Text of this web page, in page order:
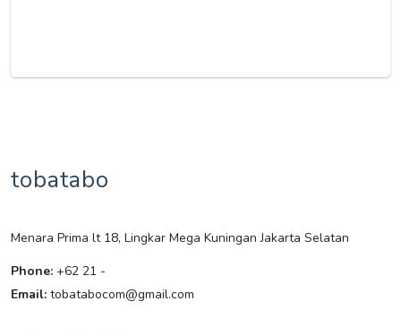
tobatabo
Menara Prima lt 18, Lingkar Mega Kuningan Jakarta Selatan
Phone: +62 21 -
Email: tobatabocom@gmail.com